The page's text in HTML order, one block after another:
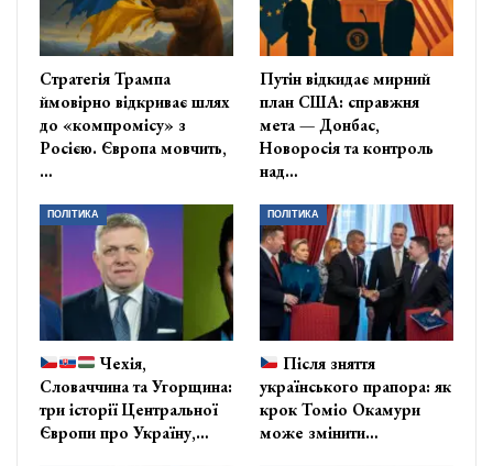
Стратегія Трампа
ймовірно відкриває шлях
до «компромісу» з
Росією. Європа мовчить,
…
Путін відкидає мирний
план США: справжня
мета — Донбас,
Новоросія та контроль
над…
ПОЛІТИКА
Чехія,
Словаччина та Угорщина:
три історії Центральної
Європи про Україну,…
ПОЛІТИКА
Після зняття
українського прапора: як
крок Томіо Окамури
може змінити…